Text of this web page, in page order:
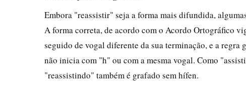
Embora "reassistir" seja a forma mais difundida,
A forma correta, de acordo com o Acordo Ortográfico
seguido de vogal diferente da sua terminação, e a
não inicia com "h" ou com a mesma vogal. Como
"reassistindo" também é grafado sem hífen.